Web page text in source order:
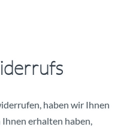
haben wir Ihnen
erhalten haben,